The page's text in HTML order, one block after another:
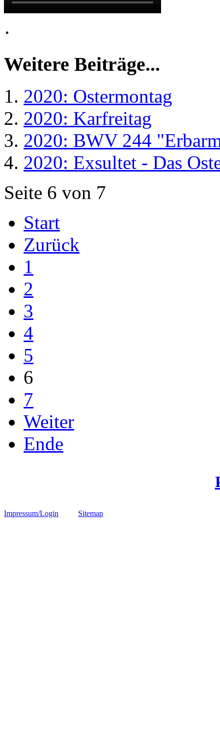
·
Weitere Beiträge...
2020: Ostermontag
2020: Karfreitag
2020: BWV 244
2020: Exsultet - Das
Seite 6 von 7
Start
Zurück
1
2
3
4
5
6
7
Weiter
Ende
Impressum/Login Sitemap